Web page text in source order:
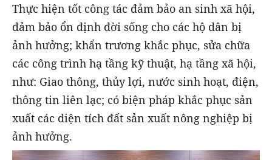
Thực hiện tốt công tác đảm bảo an sinh xã hội,
đảm bảo ổn định đời sống cho các hộ dân bị
ảnh hưởng; khẩn trương khắc phục, sửa chữa
các công trình hạ tầng kỹ thuật, hạ tầng xã hội,
như: Giao thông, thủy lợi, nước sinh hoạt, điện,
thông tin liên lạc; có biện pháp khắc phục sản
xuất các diện tích đất sản xuất nông nghiệp bị
ảnh hưởng.